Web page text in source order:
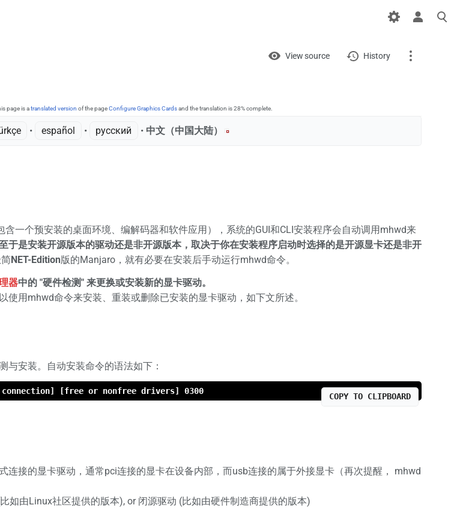
ViewView source History
Page information
page is atranslated version of the pageConfigure Graphics Cardsand the translation is 28% complete.
• ‎ español • ‎ русский • ‎ 中文（中国大陆）‎
一个预安装的桌面环境、编解码器和软件应用），系统的GUI和CLI安装程序会自动调用mhwd来
于是安装开源版本的驱动还是非开源版本，取决于你在安装程序启动时选择的是开源显卡还是非开
NET-Edition版的Manjaro，就有必要在安装后手动运行mhwd命令。
器中的 "硬件检测" 来更换或安装新的显卡驱动。
使用mhwd命令来安装、重装或删除已安装的显卡驱动，如下文所述。
与安装。自动安装命令的语法如下：
connection] [free or nonfree drivers] 0300
COPY TO CLIPBOARD
连接的显卡驱动，通常pci连接的显卡在设备内部，而usb连接的属于外接显卡（再次提醒， mhwd
如由Linux社区提供的版本), or 闭源驱动 (比如由硬件制造商提供的版本)